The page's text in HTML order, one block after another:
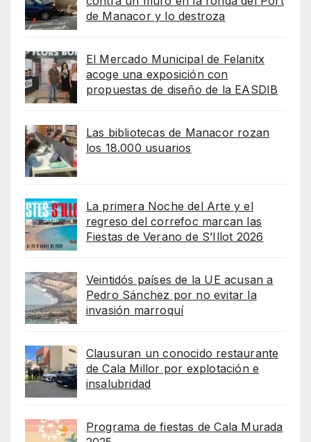
de Manacor y lo destroza
El Mercado Municipal de Felanitx
acoge una exposición con
propuestas de diseño de la EASDIB
Las bibliotecas de Manacor rozan
los 18.000 usuarios
La primera Noche del Arte y el
regreso del correfoc marcan las
Fiestas de Verano de S’Illot 2026
Veintidós países de la UE acusan a
Pedro Sánchez por no evitar la
invasión marroquí
Clausuran un conocido restaurante
de Cala Millor por explotación e
insalubridad
Programa de fiestas de Cala Murada